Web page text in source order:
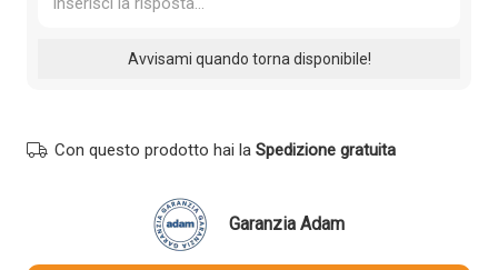
Con questo prodotto hai la Spedizione gratuita
Garanzia Adam